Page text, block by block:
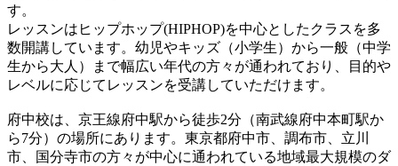
す。
レッスンはヒップホップ(HIPHOP)を中心としたクラスを多
数開講しています。幼児やキッズ（小学生）から一般（中学
生から大人）まで幅広い年代の方々が通われており、目的や
レベルに応じてレッスンを受講していただけます。
府中校は、京王線府中駅から徒歩2分（南武線府中本町駅か
ら7分）の場所にあります。東京都府中市、調布市、立川
市、国分寺市の方々が中心に通われている地域最大規模のダ